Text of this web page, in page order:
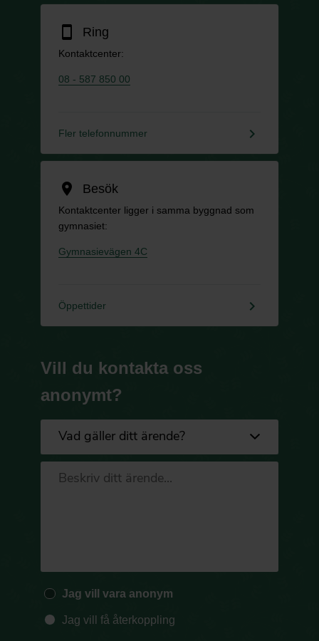
smartphone Ring
Kontaktcenter:
08 - 587 850 00
Fler telefonnummer keyboard_arrow_right
location_on Besök
Kontaktcenter ligger i samma byggnad som
gymnasiet:
Gymnasievägen 4C
Öppettider keyboard_arrow_right
Vill du kontakta oss
anonymt?
Jag vill vara anonym
Jag vill få återkoppling